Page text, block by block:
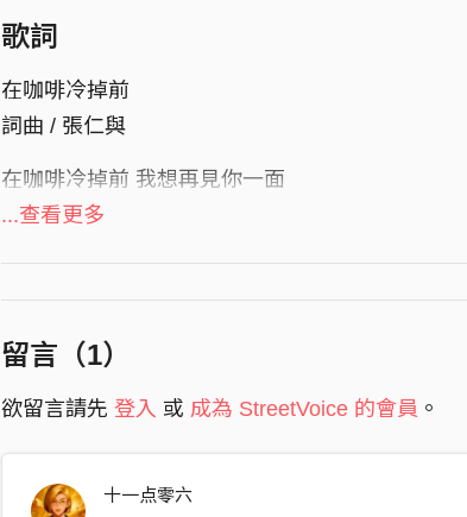
那些你再也聽不到的，變成了歌，變成了等待，
作詞 Lyricist｜張仁與 Jewel Chang
作曲 Compose｜張仁與 Jewel Chang
編曲 Arranger｜蔣希夷 XiYi Jiang
配唱製作人 Vocal Producer｜吳浚瑋 Genwie Wu
和聲編寫 Backing Vocal Arrangement｜張仁與
和音 Backing Vocals｜張仁與 Jewel Chang
混音工程師 Mixing Engineer｜趙宇晨 Asa Chao
歌詞
在咖啡冷掉前
詞曲 / 張仁與
在咖啡冷掉前 我想再見你一面
只是簡單的聊天不為了改變
你是我不願的練習
過去的它還沒過去
厭倦說服自己 這些都無關於你
...查看更多
留言（1）
欲留言請先 登入 或 成為 StreetVoice 的會員 。
十一点零六